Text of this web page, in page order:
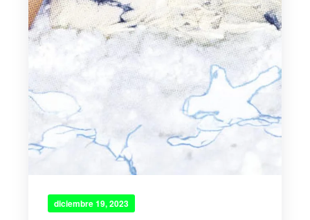
diciembre 19, 2023